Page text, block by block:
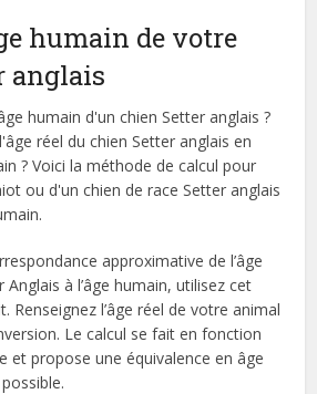
humain de votre
anglais
humain d'un chien Setter anglais ?
réel du chien Setter anglais en
? Voici la méthode de calcul pour
ou d'un chien de race Setter anglais
approximative de l’âge
à l’âge humain, utilisez cet
Renseignez l’âge réel de votre animal
Le calcul se fait en fonction
et propose une équivalence en âge